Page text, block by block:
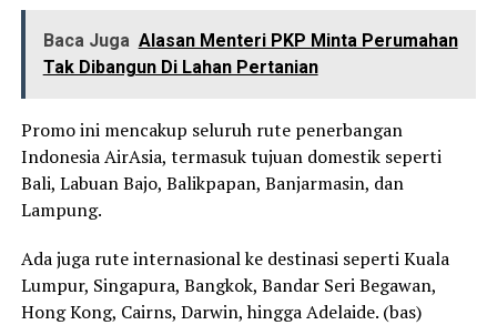
Baca Juga Alasan Menteri PKP Minta Perumahan
Tak Dibangun Di Lahan Pertanian
Promo ini mencakup seluruh rute penerbangan
Indonesia AirAsia, termasuk tujuan domestik seperti
Bali, Labuan Bajo, Balikpapan, Banjarmasin, dan
Lampung.
Ada juga rute internasional ke destinasi seperti Kuala
Lumpur, Singapura, Bangkok, Bandar Seri Begawan,
Hong Kong, Cairns, Darwin, hingga Adelaide. (bas)